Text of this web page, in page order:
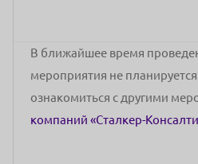
В ближайшее время
мероприятия не
ознакомиться с другими
компаний «Сталкер-